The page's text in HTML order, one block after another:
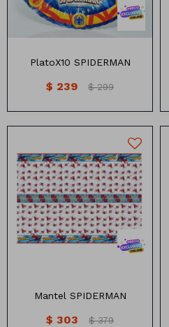
PlatoX10 SPIDERMAN
$ 239 $ 299
Mantel SPIDERMAN
$ 303 $ 379
Manteles
Brillosa
Soportes